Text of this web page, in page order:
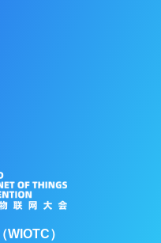
）